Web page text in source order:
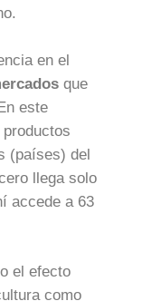
en el
que
este
(países) del
llega solo
accede a 63
el efecto
como